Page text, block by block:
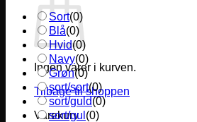
Ingen varer i kurven.
Tilbage til shoppen
Varekurv
Sort(0)
Blå(0)
Hvid(0)
Navy(0)
Grøn(0)
sort/sort(0)
sort/guld(0)
sort/gul (0)